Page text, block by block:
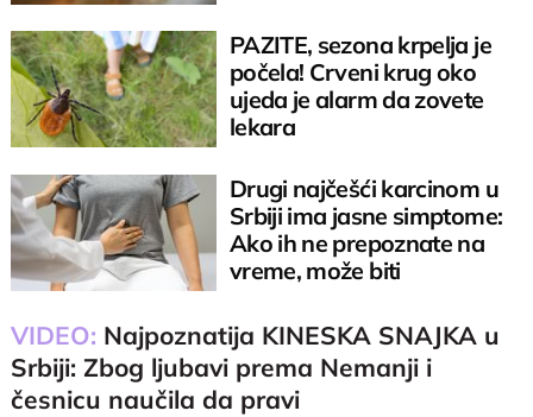
PAZITE, sezona krpelja je
počela! Crveni krug oko
ujeda je alarm da zovete
lekara
Drugi najčešći karcinom u
Srbiji ima jasne simptome:
Ako ih ne prepoznate na
vreme, može biti
VIDEO: Najpoznatija KINESKA SNAJKA u
Srbiji: Zbog ljubavi prema Nemanji i
česnicu naučila da pravi